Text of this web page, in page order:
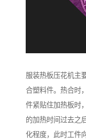
服装热板压花机主
合塑料件。热合时
件紧贴住加热板时
的加热时间过去之
化程度，此时工件